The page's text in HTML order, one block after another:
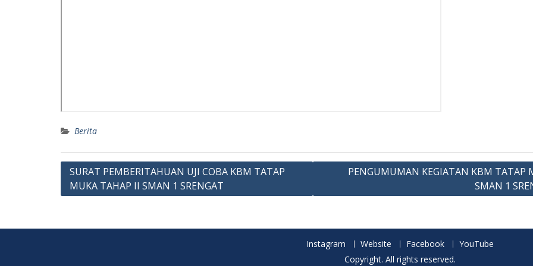
Berita
Post
navigation
SURAT PEMBERITAHUAN UJI COBA KBM TATAP
MUKA TAHAP II SMAN 1 SRENGAT
PENGUMUMAN KEGIATAN KBM TATAP
SMAN 1
Instagram Website Facebook
YouTube
Copyright. All rights reserved.